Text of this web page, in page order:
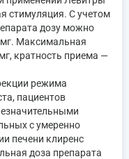
стимуляция. С учетом
дозу можно
мг. Максимальная
кратность приема —
режима
пациентов
с умеренно
печени клиренс
доза препарата